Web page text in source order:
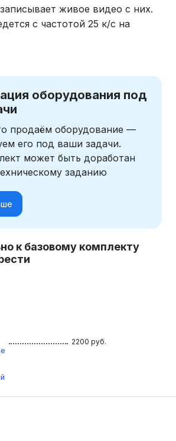
живое видео с них.
с частотой 25 к/c на
оборудования под
продаём оборудование —
его под ваши задачи.
может быть доработан
заданию
к базовому комплекту
2200 руб.